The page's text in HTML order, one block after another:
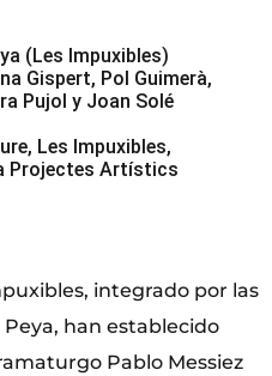
(Les Impuxibles)
Gispert, Pol Guimerà,
Pujol y Joan Solé
Les Impuxibles,
Projectes Artístics
integrado por las
han establecido
Pablo Messiez